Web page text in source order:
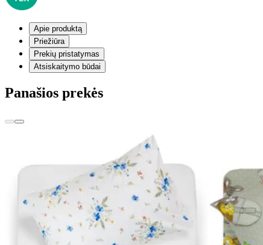
Apie produktą
Priežiūra
Prekių pristatymas
Atsiskaitymo būdai
Panašios prekės